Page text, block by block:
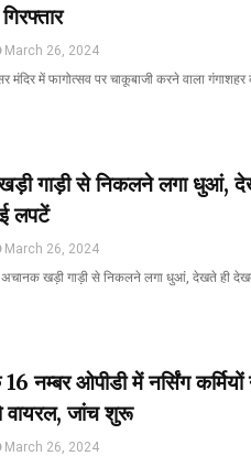
March 26, 2024
में फागोत्सव पर चाकूबाजी करने वाला गंगाशहर
गाड़ी से निकलने लगा धुआं,
लपटें
March 26, 2024
खड़ी गाड़ी से निकलने लगा धुआं, देखते ही
नम्बर ओपीडी में नर्सिंग
वायरल, जांच शुरू
March 26, 2024